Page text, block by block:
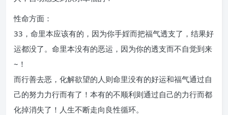
性命方面：
33，命里本应该有的，因为你手婬而把福气透支了，结果好
运都没了。命里本没有的恶运，因为你的透支而不自觉到来
~！
而行善去恶，化解欲望的人则命里没有的好运和福气通过自
己的努力力行而有了！本有的不顺利则通过自己的力行而都
化掉消失了！人生不断走向良性循环。